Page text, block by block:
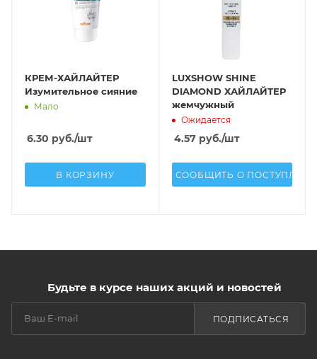
КРЕМ-ХАЙЛАЙТЕР
Изумительное сияние
Мало
6.30 руб./шт
В КОРЗИНУ
LUXSHOW SHINE
DIAMOND ХАЙЛАЙТЕР
жемчужный
Ожидается
4.57руб./шт
СООБЩИТЬ О
Будьте в курсе наших акций и новостей
ПОДПИСАТЬСЯ